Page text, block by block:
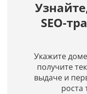
заданным
поисковым
Яндекс
Google.
Получение
по
и
ли
Укажите
получите
выдаче и
роста